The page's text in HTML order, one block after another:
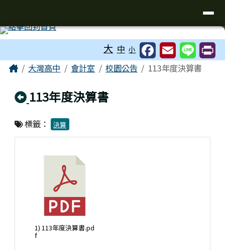
大 中 小
主內容區域
Home大灣高中 會計室 校園公告 113年度決算書
回上頁
113年度決算書
標籤： 決算
1) 113年度決算書.pd
f
頁尾區域